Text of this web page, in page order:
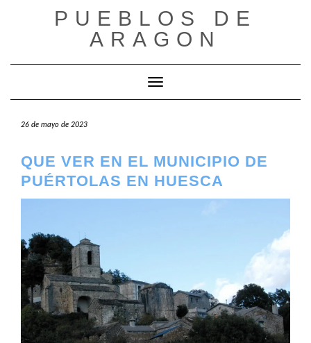
PUEBLOS DE
ARAGON
Cambiar modo de navegación
26 de mayo de 2023
QUE VER EN EL MUNICIPIO DE
PUÉRTOLAS EN HUESCA